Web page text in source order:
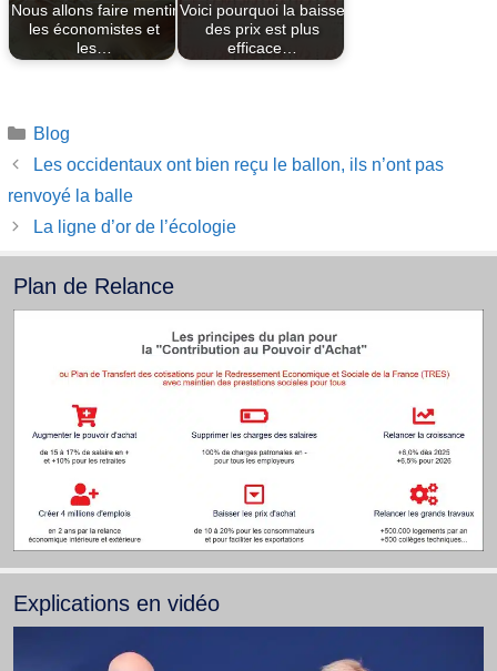
Nous allons faire mentir
les économistes et
les…
Voici pourquoi la baisse
des prix est plus
efficace…
Catégories
Blog
Les occidentaux ont bien reçu le ballon, ils n’ont pas
renvoyé la balle
La ligne d’or de l’écologie
Plan de Relance
Explications en vidéo